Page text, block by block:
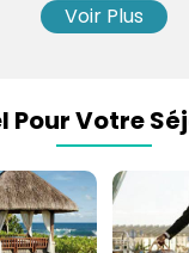
Voir Plus
Pour Votre